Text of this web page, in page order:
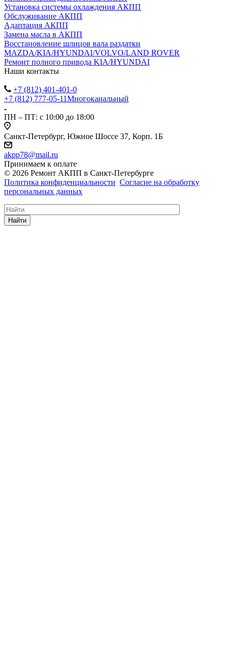
Установка системы охлаждения АКПП
Обслуживание АКПП
Адаптация АКПП
Замена масла в АКПП
Восстановление шлицов вала раздатки
MAZDA/KIA/HYUNDAI/VOLVO/LAND ROVER
Ремонт полного привода KIA/HYUNDAI
Наши контакты
+7 (812) 401-401-0
+7 (812) 777-05-11Многоканальный
ПН – ПТ: с 10:00 до 18:00
Санкт-Петербург, Южное Шоссе 37, Корп. 1Б
akpp78@mail.ru
Принимаем к оплате
© 2026 Ремонт АКПП в Санкт-Петербурге
Политика конфиденциальности Согласие на обработку
персональных данных
Найти